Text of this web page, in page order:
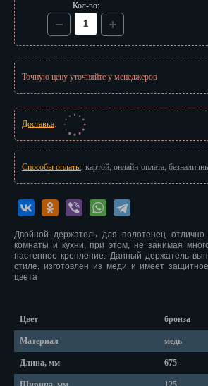
Кол-во:
Точную цену уточняйте у менеджеров
Доставка:
Способы оплаты: картой, онлайн-оплата,
Двойной держатель для полотенец
комнаты и кухни, при этом, не занимая
настенное крепление. Данный держатель
стиле, изготовлен из меди и имеет
цвета
Цвет бронза
Материал медь
Длина, мм 675